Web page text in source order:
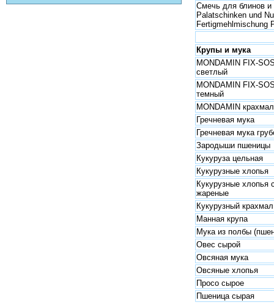
Смечь для блинов
Palatschinken und
Fertigmehlmischung
Крупы и мука
MONDAMIN FIX-
светлый
MONDAMIN FIX-
темный
MONDAMIN крахмал
Гречневая мука
Гречневая мука
Зародыши пшеницы
Кукуруза цельная
Кукурузные хлопья
Кукурузные
жареные
Кукурузный крахмал
Манная крупа
Мука из полбы
Овес сырой
Овсяная мука
Овсяные хлопья
Просо сырое
Пшеница сырая